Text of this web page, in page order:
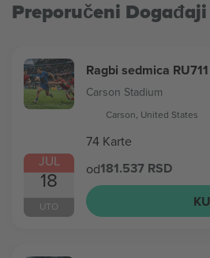
Preporučeni Događaji
JUL
18
UTO
Ragbi sedmica
Carson Stadium
Carson, United States
74 Karte
od181.537 RSD